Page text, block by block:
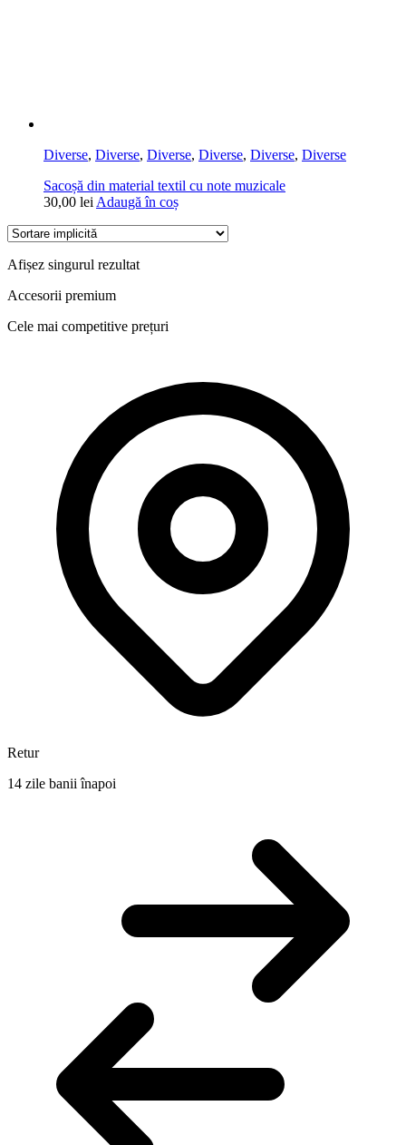
Diverse, Diverse, Diverse, Diverse, Diverse, Diverse
Sacoșă din material textil cu note muzicale
30,00 lei Adaugă în coș
Afișez singurul rezultat
Accesorii premium
Cele mai competitive prețuri
Retur
14 zile banii înapoi